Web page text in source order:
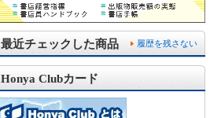
履歴を残さない
最近チェックした商品
Honya Clubカード